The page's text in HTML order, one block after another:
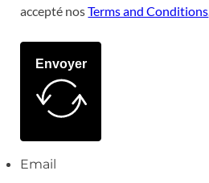
accepté nosTerms and Conditions
Envoyer
Email